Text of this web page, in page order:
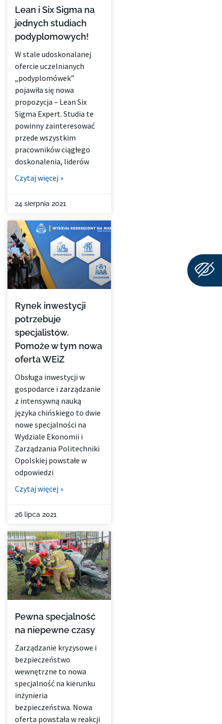
Lean i Six Sigma na
jednych studiach
podyplomowych!
W stale udoskonalanej
ofercie uczelnianych
„podyplomówek”
pojawiła się nowa
propozycja – Lean Six
Sigma Expert. Studia te
powinny zainteresować
przede wszystkim
pracowników ciągłego
doskonalenia, liderów
Czytaj więcej »
24 sierpnia 2021
Rynek inwestycji
potrzebuje
specjalistów.
Pomoże w tym nowa
oferta WEiZ
Obsługa inwestycji w
gospodarce i zarządzanie
z intensywną nauką
języka chińskiego to dwie
nowe specjalności na
Wydziale Ekonomii i
Zarządzania Politechniki
Opolskiej powstałe w
odpowiedzi
Czytaj więcej »
26 lipca 2021
Pewna specjalność
na niepewne czasy
Zarządzanie kryzysowe i
bezpieczeństwo
wewnętrzne to nowa
specjalność na kierunku
inżynieria
bezpieczeństwa. Nowa
oferta powstała w reakcji